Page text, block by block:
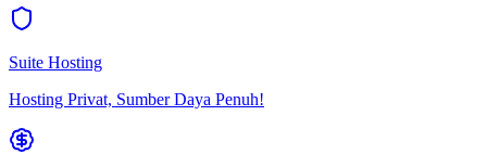
Suite Hosting
Hosting Privat, Sumber Daya Penuh!